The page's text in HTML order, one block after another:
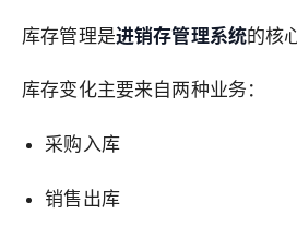
库存管理是进销存管理系统的核
库存变化主要来自两种业务：
采购入库
销售出库